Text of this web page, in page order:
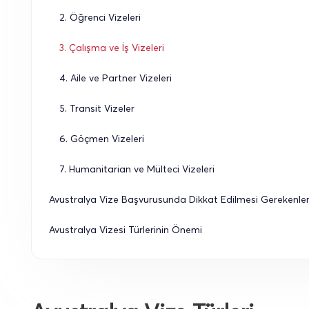
2. Öğrenci Vizeleri
3. Çalışma ve İş Vizeleri
4. Aile ve Partner Vizeleri
5. Transit Vizeler
6. Göçmen Vizeleri
7. Humanitarian ve Mülteci Vizeleri
Avustralya Vize Başvurusunda Dikkat Edilmesi Gerekenler
Avustralya Vizesi Türlerinin Önemi